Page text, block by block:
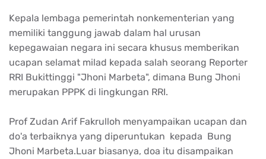
Kepala lembaga pemerintah nonkementerian yang
memiliki tanggung jawab dalam hal urusan
kepegawaian negara ini secara khusus memberikan
ucapan selamat milad kepada salah seorang Reporter
RRI Bukittinggi "Jhoni Marbeta", dimana Bung Jhoni
merupakan PPPK di lingkungan RRI.
Prof Zudan Arif Fakrulloh menyampaikan ucapan dan
do'a terbaiknya yang diperuntukan kepada Bung
Jhoni Marbeta.Luar biasanya, doa itu disampaikan